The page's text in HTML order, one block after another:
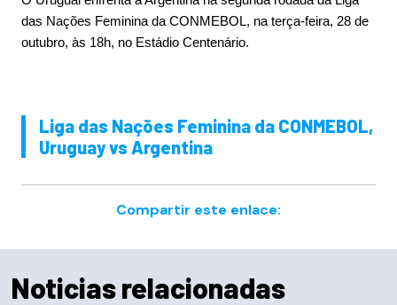
das Nações Feminina da CONMEBOL, na terça-feira, 28 de
outubro, às 18h, no Estádio Centenário.
Liga das Nações Feminina da CONMEBOL,
Uruguay vs Argentina
Compartir este enlace:
Noticias relacionadas